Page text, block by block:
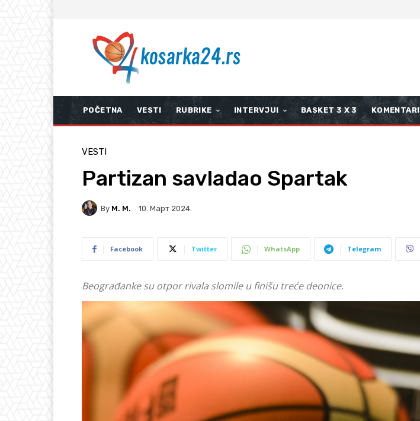
POČETNA VESTI RUBRIKE INTERVJUI BASKET 3 X 3 KOMENTARI
VESTI
Partizan savladao Spartak
By M. M. 10. Март 2024.
Facebook Twitter WhatsApp Telegram
Beograđanke su otpor rivala slomile u finišu treće deonice.